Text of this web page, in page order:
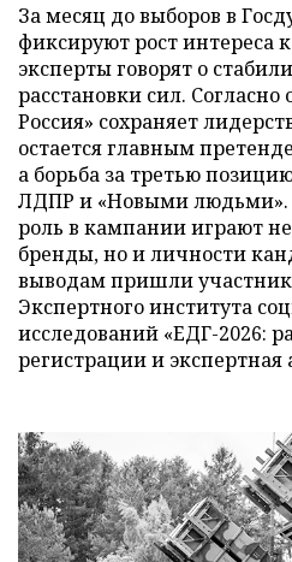
За месяц до выборов в
фиксируют рост интереса
эксперты говорят о
расстановки сил.
Россия» сохраняет
остается главным
а борьба за третью
ЛДПР и «Новыми людьми».
роль в кампании играют
бренды, но и личности
выводам пришли
Экспертного института
исследований «ЕДГ-2026:
регистрации и экспертная